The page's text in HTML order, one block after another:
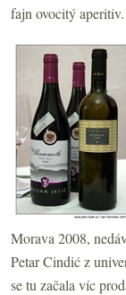
fajn ovocitý aperitiv.
Morava 2008,
Petar Cindić z
se tu začala víc